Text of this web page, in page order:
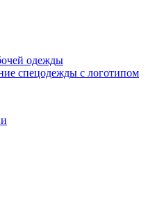
одежды
спецодежды с логотипом